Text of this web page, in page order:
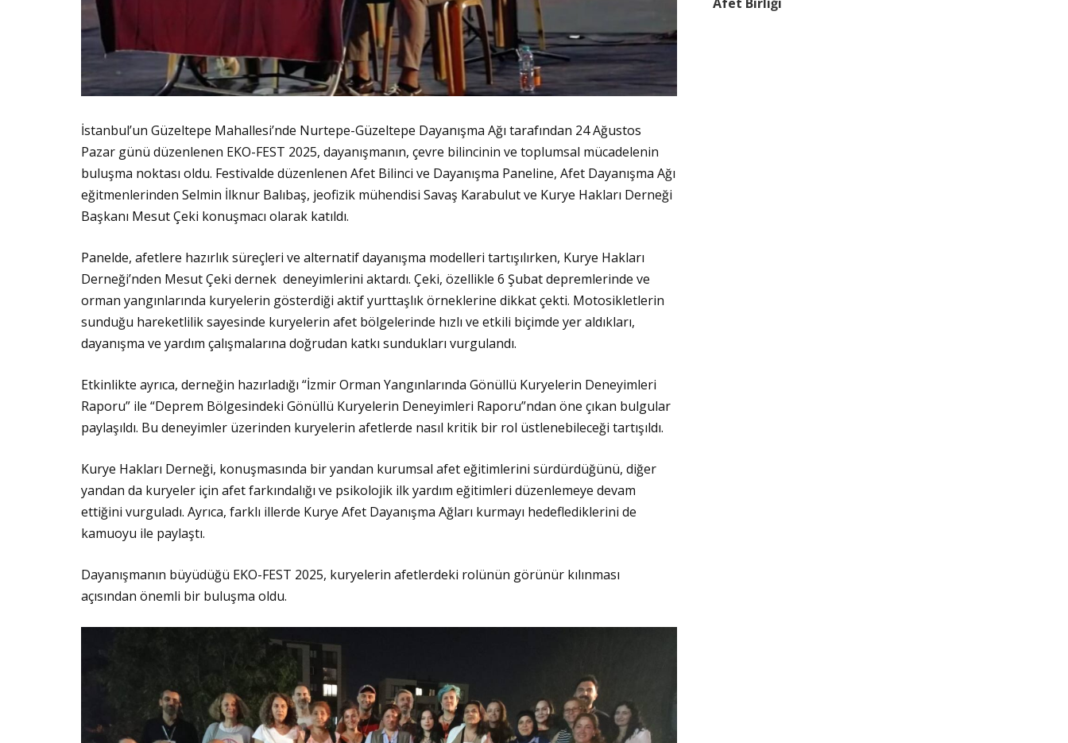
İstanbul’un Güzeltepe Mahallesi’nde Nurtepe-Güzeltepe Dayanışma Ağı tarafından 24 Ağustos
Pazar günü düzenlenen EKO-FEST 2025, dayanışmanın, çevre bilincinin ve toplumsal mücadelenin
buluşma noktası oldu. Festivalde düzenlenen Afet Bilinci ve Dayanışma Paneline, Afet Dayanışma Ağı
eğitmenlerinden Selmin İlknur Balıbaş, jeofizik mühendisi Savaş Karabulut ve Kurye Hakları Derneği
Başkanı Mesut Çeki konuşmacı olarak katıldı.
Panelde, afetlere hazırlık süreçleri ve alternatif dayanışma modelleri tartışılırken, Kurye Hakları
Derneği’nden Mesut Çeki dernek deneyimlerini aktardı. Çeki, özellikle 6 Şubat depremlerinde ve
orman yangınlarında kuryelerin gösterdiği aktif yurttaşlık örneklerine dikkat çekti. Motosikletlerin
sunduğu hareketlilik sayesinde kuryelerin afet bölgelerinde hızlı ve etkili biçimde yer aldıkları,
dayanışma ve yardım çalışmalarına doğrudan katkı sundukları vurgulandı.
Etkinlikte ayrıca, derneğin hazırladığı “İzmir Orman Yangınlarında Gönüllü Kuryelerin Deneyimleri
Raporu” ile “Deprem Bölgesindeki Gönüllü Kuryelerin Deneyimleri Raporu”ndan öne çıkan bulgular
paylaşıldı. Bu deneyimler üzerinden kuryelerin afetlerde nasıl kritik bir rol üstlenebileceği tartışıldı.
Kurye Hakları Derneği, konuşmasında bir yandan kurumsal afet eğitimlerini sürdürdüğünü, diğer
yandan da kuryeler için afet farkındalığı ve psikolojik ilk yardım eğitimleri düzenlemeye devam
ettiğini vurguladı. Ayrıca, farklı illerde Kurye Afet Dayanışma Ağları kurmayı hedeflediklerini de
kamuoyu ile paylaştı.
Dayanışmanın büyüdüğü EKO-FEST 2025, kuryelerin afetlerdeki rolünün görünür kılınması
açısından önemli bir buluşma oldu.